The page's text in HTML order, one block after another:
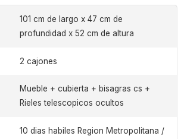
101 cm de largo x 47 cm de
profundidad x 52 cm de altura
2 cajones
Mueble + cubierta + bisagras cs +
Rieles telescopicos ocultos
10 dias habiles Region Metropolitana /